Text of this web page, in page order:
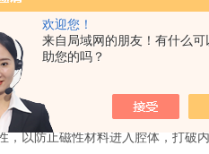
欢迎您！
来自局域网的朋友！有什么可
助您的吗？
程式程序控温、定时、功率可调；
烯材料反应系统；
、Φ6、Φ10、Φ15、Φ18、Φ25、
品升降装置，以便与微波联用；
放式反应体系，可安装滴液漏斗和
，高可靠性安全性；
，以防止磁性材料进入腔体，打破